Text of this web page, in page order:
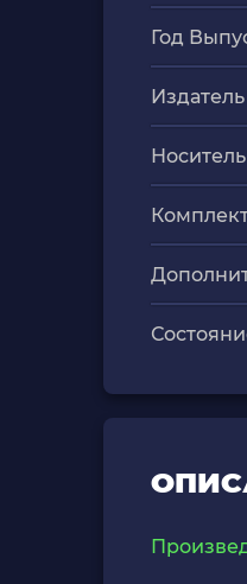
Год
Издатель
Носитель